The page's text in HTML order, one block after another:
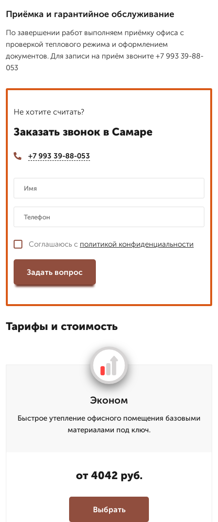
Приёмка и гарантийное обслуживание
По завершении работ выполняем приёмку офиса с
проверкой теплового режима и оформлением
документов. Для записи на приём звоните +7 993 39-88-
053
Не хотите считать?
Заказать звонок в Самаре
+7 993 39-88-053
Соглашаюсь с политикой конфиденциальности
Задать вопрос
Тарифы и стоимость
Эконом
Быстрое утепление офисного помещения базовыми
материалами под ключ.
от 4042 руб.
Выбрать